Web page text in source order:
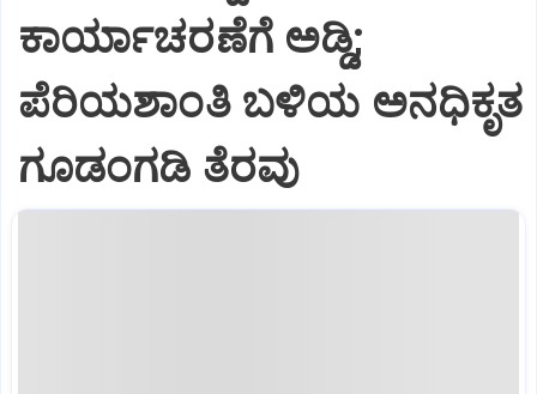
ಕಾರ್ಯಾಚರಣೆಗೆ ಅಡ್ಡಿ;
ಪೆರಿಯಶಾಂತಿ ಬಳಿಯ ಅನಧಿಕೃತ
ಗೂಡಂಗಡಿ ತೆರವು